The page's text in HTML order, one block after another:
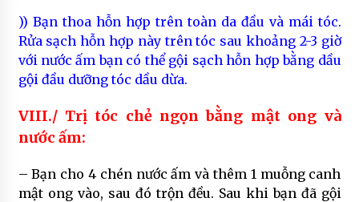
)) Bạn thoa hỗn hợp trên toàn da đầu và mái tóc.
Rửa sạch hỗn hợp này trên tóc sau khoảng 2-3 giờ
với nước ấm bạn có thể gội sạch hỗn hợp bằng dầu
gội đầu dưỡng tóc dầu dừa.
VIII./ Trị tóc chẻ ngọn bằng mật ong và
nước ấm:
– Bạn cho 4 chén nước ấm và thêm 1 muỗng canh
mật ong vào, sau đó trộn đều. Sau khi bạn đã gội